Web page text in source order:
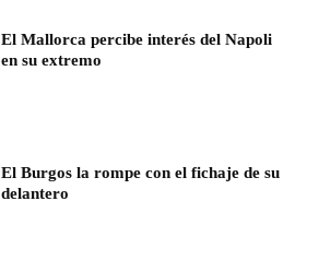
El Mallorca percibe interés del Napoli
en su extremo
El Burgos la rompe con el fichaje de su
delantero